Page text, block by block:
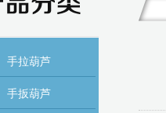
手拉葫芦
手扳葫芦